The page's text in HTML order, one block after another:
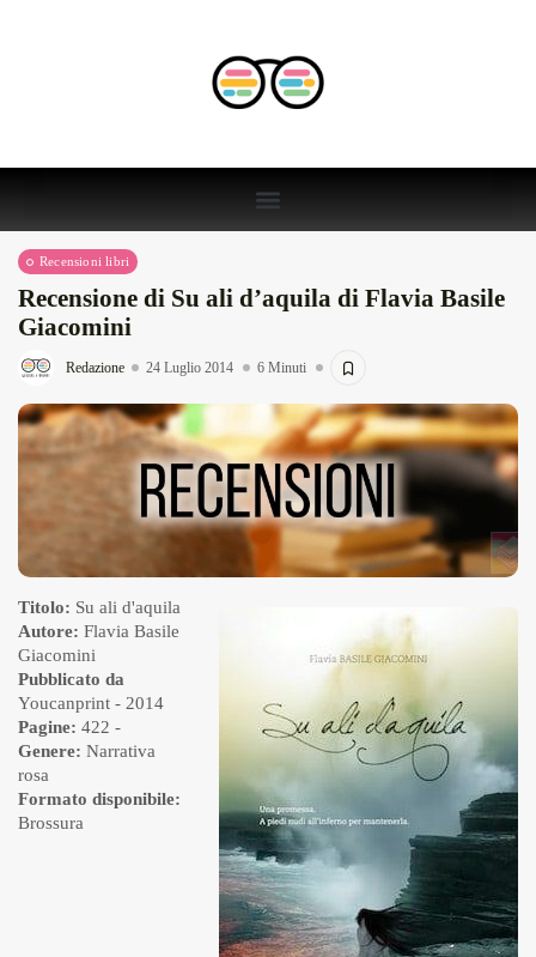
Recensioni libri
Recensione di Su ali d’aquila di Flavia Basile
Giacomini
Redazione 24 Luglio 2014 6 Minuti
Titolo: Su ali d'aquila
Autore: Flavia Basile
Giacomini
Pubblicato da
Youcanprint - 2014
Pagine: 422 -
Genere: Narrativa
rosa
Formato disponibile:
Brossura